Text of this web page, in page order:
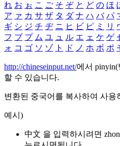
れ お ぉ こ ご そ ぞ と ど の ほ
ア ァ カ サ ザ タ ダ ナ ハ バ パ
ギ シ ジ チ ヂ ニ ヒ ビ ピ ミ リ
フ ブ プ ム ユ ュ ル エ ェ ケ ゲ
ォ コ ゴ ソ ゾ ト ド ノ ホ ボ ポ
http://chineseinput.net/에서
할 수 있습니다.
변환된 중국어를 복사하여 사용
예시)
中文 을 입력하시려면